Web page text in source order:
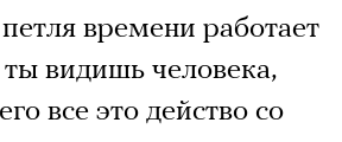
времени работает
видишь человека,
все это действо со